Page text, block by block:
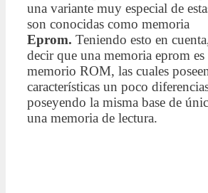
una variante muy especial de
son conocidas como memoria
Eprom. Teniendo esto en
decir que una memoria eprom
memorio ROM, las cuales
características un poco
poseyendo la misma base de
una memoria de lectura.